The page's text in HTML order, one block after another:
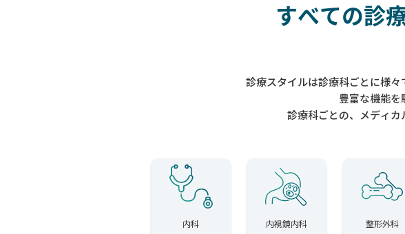
すべての診
診療スタイルは診療科ごとに様々
豊富な機能を
診療科ごとの、メディカ
内科 内視鏡内科 整形外科